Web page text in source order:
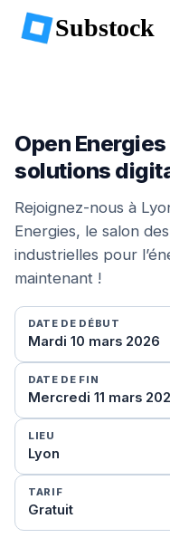
Substock
Open
solutions
Rejoignez-nous à
Energies, le salon
industrielles pour
maintenant !
DATE DE DÉBUT
Mardi 10 mars 2026
DATE DE FIN
Mercredi 11 mars
LIEU
Lyon
TARIF
Gratuit